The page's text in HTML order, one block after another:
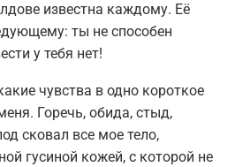
известна каждому. Её
ты не способен
у тебя нет!
чувства в одно короткое
Горечь, обида, стыд,
сковал все мое тело,
гусиной кожей, с которой не